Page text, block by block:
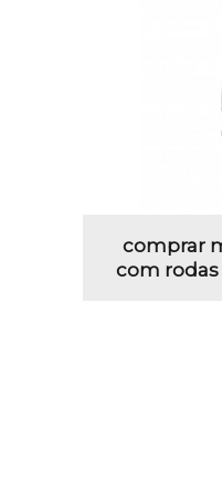
comprar
com rodas